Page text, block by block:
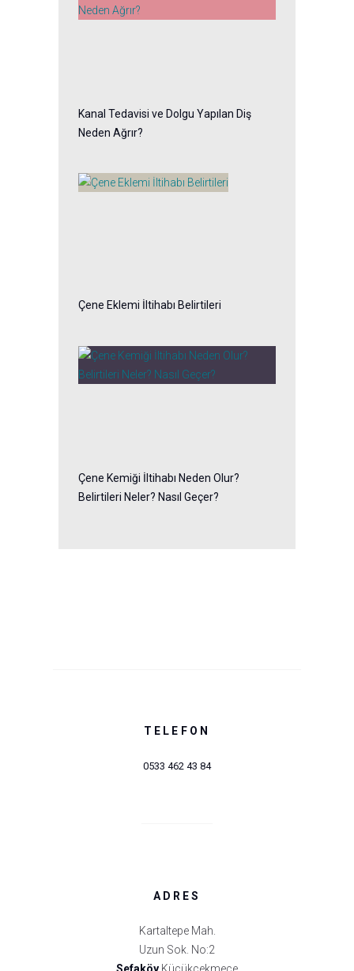
Kanal Tedavisi ve Dolgu Yapılan Diş
Neden Ağrır?
Çene Eklemi İltihabı Belirtileri
Çene Kemiği İltihabı Neden Olur?
Belirtileri Neler? Nasıl Geçer?
TELEFON
0533 462 43 84
ADRES
Kartaltepe Mah.
Uzun Sok. No:2